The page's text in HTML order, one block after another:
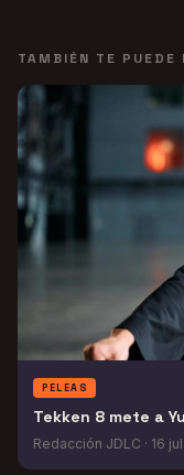
TAMBIÉN TE PUEDE
PELEAS
Tekken 8 mete a
Redacción JDLC · 16